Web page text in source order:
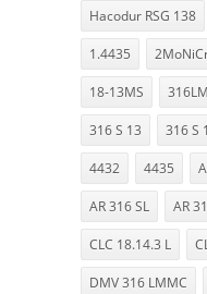
Hacodur RSG 138
1.4435
18-13MS
316 S 13 316 S
4432 4435
AR 316 SL AR
CLC 18.14.3 L
DMV 316 LMMC